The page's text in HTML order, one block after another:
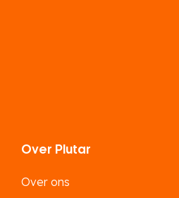
Over Plutar
Over ons